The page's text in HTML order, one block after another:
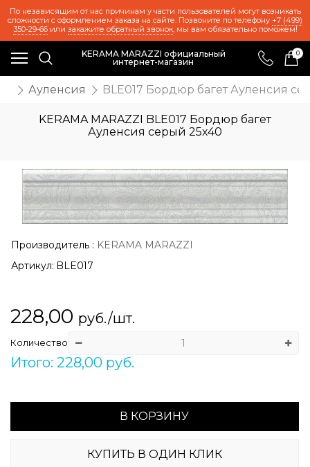
По независящим от нас причинам у части пользователей могут возникать
сложности с оформлением заказа на сайте. Позвоните по телефону +7 (499)
350-29-66или закажите обратный звонок, мы вам обязательно поможем!
KERAMA MARAZZI официальный
интернет-магазин
0
Ауленсия BLE017 Бордюр багет Ауленсия
KERAMA MARAZZI BLE017 Бордюр багет
Ауленсия серый 25х40
Производитель : KERAMA MARAZZI
Артикул: BLE017
228,00 руб./шт.
Количество
Итого: 228,00 руб.
В КОРЗИНУ
КУПИТЬ В ОДИН КЛИК